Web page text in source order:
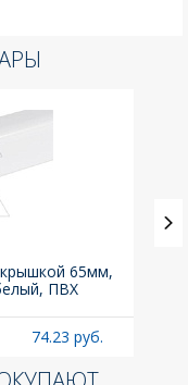
крышкой 65мм,
ПВХ
74.23 руб.